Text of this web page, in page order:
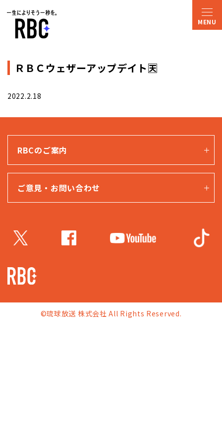
ＲＢＣウェザーアップデイト🈗
2022.2.18
RBCのご案内
ご意見・お問い合わせ
©琉球放送 株式会社 All Rights Reserved.